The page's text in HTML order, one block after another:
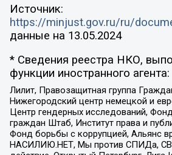
Источник:
https://minjust.gov.ru/ru/
данные на 13.05.2024
* Сведения реестра НКО,
функции иностранного агента:
Лилит, Правозащитная группа
Нижегородский центр немецкой и
Центр гендерных исследований,
граждан Штаб, Институт права и
Фонд борьбы с коррупцией, Альянс
НАСИЛИЮ.НЕТ, Мы против СПИДа,